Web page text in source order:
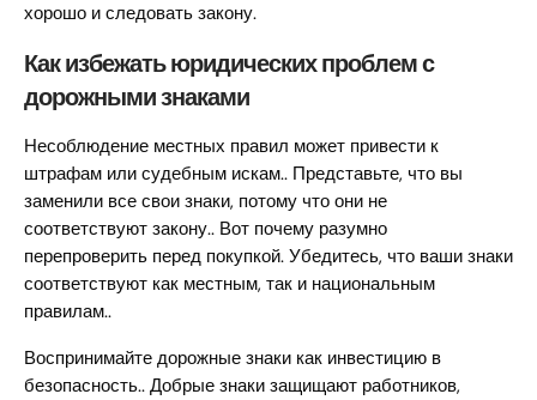
хорошо и следовать закону.
Как избежать юридических проблем с
дорожными знаками
Несоблюдение местных правил может привести к
штрафам или судебным искам.. Представьте, что вы
заменили все свои знаки, потому что они не
соответствуют закону.. Вот почему разумно
перепроверить перед покупкой. Убедитесь, что ваши знаки
соответствуют как местным, так и национальным
правилам..
Воспринимайте дорожные знаки как инвестицию в
безопасность.. Добрые знаки защищают работников,